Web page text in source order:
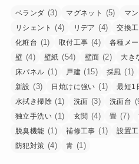
ベランダ (3) マグネット (5) マ
リシェント (4) リデア (4) 交換
化粧台 (1) 取付工事 (4) 各種メ
壁 (4) 壁紙 (54) 壁面 (2) 大き
床パネル (1) 戸建 (15) 採風 (1)
新設 (3) 日焼けに強い (1) 最短1
水拭き掃除 (1) 洗面 (3) 洗面台
独立手洗い (1) 玄関 (4) 畳 (7)
脱臭機能 (1) 補修工事 (1) 設置
防犯対策 (4) 青 (1)